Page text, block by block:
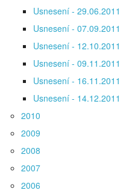
Usnesení - 29.06.2011
Usnesení - 07.09.2011
Usnesení - 12.10.2011
Usnesení - 09.11.2011
Usnesení - 16.11.2011
Usnesení - 14.12.2011
2010
2009
2008
2007
2006